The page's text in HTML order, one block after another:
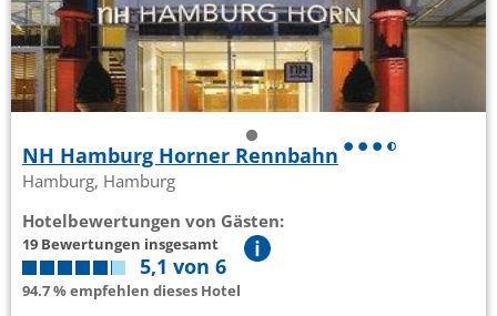
NH Hamburg Horner Rennbahn
Hamburg, Hamburg
Hotelbewertungen von Gästen:
19 Bewertungen insgesamt
5,1 von 6
94.7 % empfehlen dieses Hotel